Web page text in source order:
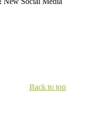
Back to top